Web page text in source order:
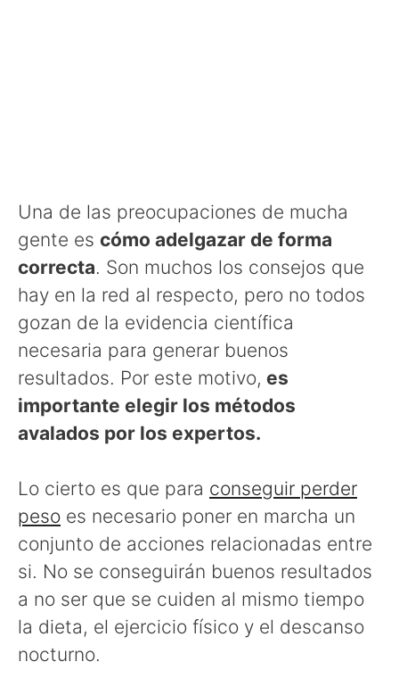
Una de las preocupaciones de mucha
gente es cómo adelgazar de forma
correcta. Son muchos los consejos que
hay en la red al respecto, pero no todos
gozan de la evidencia científica
necesaria para generar buenos
resultados. Por este motivo, es
importante elegir los métodos
avalados por los expertos.
Lo cierto es que para conseguir perder
peso es necesario poner en marcha un
conjunto de acciones relacionadas entre
si. No se conseguirán buenos resultados
a no ser que se cuiden al mismo tiempo
la dieta, el ejercicio físico y el descanso
nocturno.